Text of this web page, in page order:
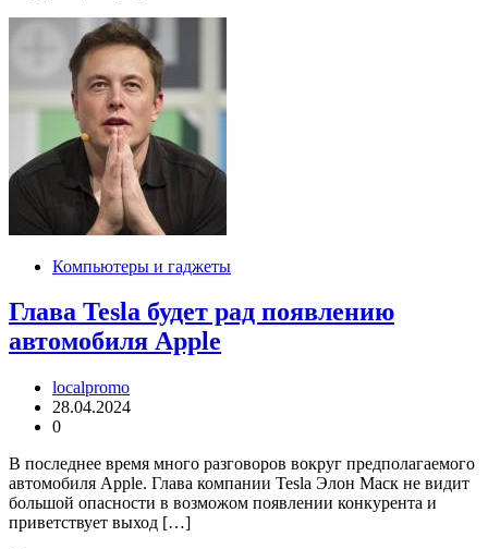
Компьютеры и гаджеты
Глава Tesla будет рад появлению
автомобиля Apple
localpromo
28.04.2024
0
В последнее время много разговоров вокруг предполагаемого
автомобиля Apple. Глава компании Tesla Элон Маск не видит
большой опасности в возможом появлении конкурента и
приветствует выход […]